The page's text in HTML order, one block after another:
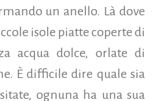
un anello. Là dove
isole piatte coperte di
acqua dolce, orlate di
È difficile dire quale sia
ognuna ha una sua